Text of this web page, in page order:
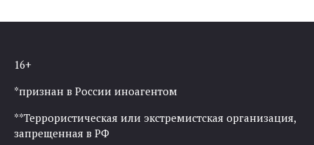
16+
*признан в России иноагентом
**Террористическая или экстремистская организация,
запрещенная в РФ